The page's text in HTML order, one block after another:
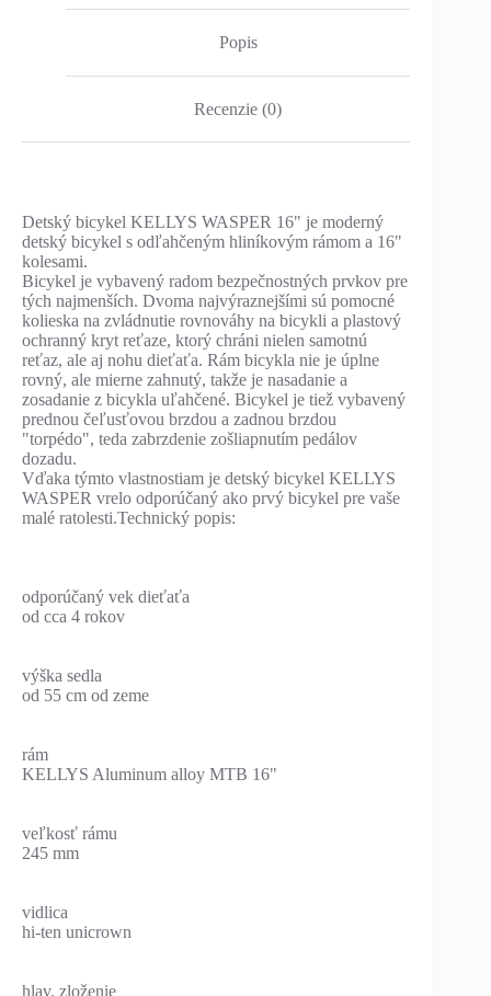
Popis
Recenzie (0)
Detský bicykel KELLYS WASPER 16" je moderný
detský bicykel s odľahčeným hliníkovým rámom a 16"
kolesami.
Bicykel je vybavený radom bezpečnostných prvkov pre
tých najmenších. Dvoma najvýraznejšími sú pomocné
kolieska na zvládnutie rovnováhy na bicykli a plastový
ochranný kryt reťaze, ktorý chráni nielen samotnú
reťaz, ale aj nohu dieťaťa. Rám bicykla nie je úplne
rovný, ale mierne zahnutý, takže je nasadanie a
zosadanie z bicykla uľahčené. Bicykel je tiež vybavený
prednou čeľusťovou brzdou a zadnou brzdou
"torpédo", teda zabrzdenie zošliapnutím pedálov
dozadu.
Vďaka týmto vlastnostiam je detský bicykel KELLYS
WASPER vrelo odporúčaný ako prvý bicykel pre vaše
malé ratolesti.Technický popis:
odporúčaný vek dieťaťa
od cca 4 rokov
výška sedla
od 55 cm od zeme
rám
KELLYS Aluminum alloy MTB 16"
veľkosť rámu
245 mm
vidlica
hi-ten unicrown
hlav. zloženie